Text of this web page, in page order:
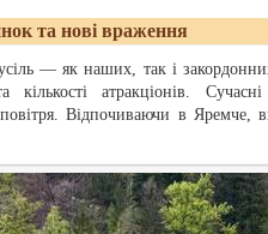
та нові враження
— як наших, так і
кількості атракціонів.
Відпочиваючи в Яремче,